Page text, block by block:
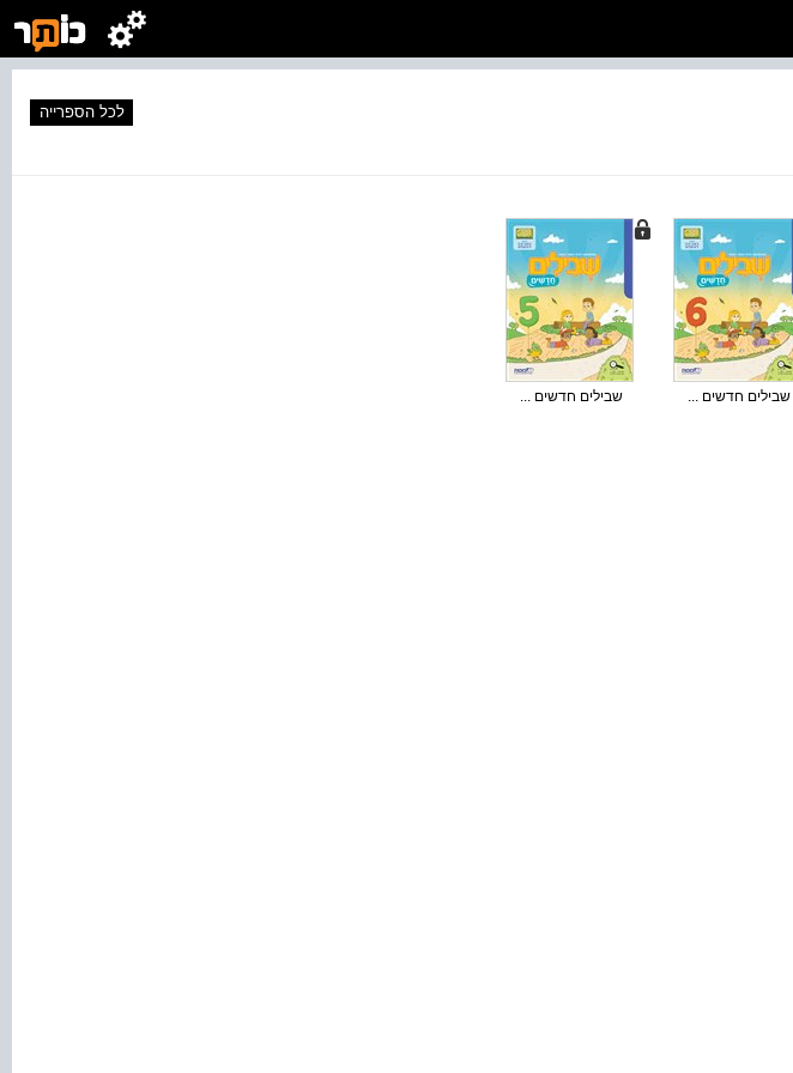
לכל הספרייה
שבילים חדשים ... שבילים חדשים ...